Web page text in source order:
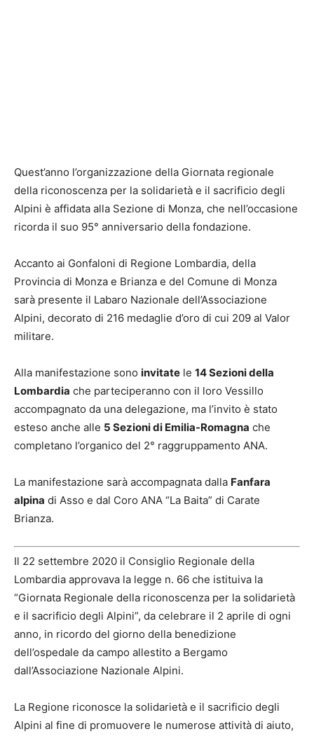
Quest’anno l’organizzazione della Giornata regionale
della riconoscenza per la solidarietà e il sacrificio degli
Alpini è affidata alla Sezione di Monza, che nell’occasione
ricorda il suo 95° anniversario della fondazione.
Accanto ai Gonfaloni di Regione Lombardia, della
Provincia di Monza e Brianza e del Comune di Monza
sarà presente il Labaro Nazionale dell’Associazione
Alpini, decorato di 216 medaglie d’oro di cui 209 al Valor
militare.
Alla manifestazione sono invitate le 14 Sezioni della
Lombardia che parteciperanno con il loro Vessillo
accompagnato da una delegazione, ma l’invito è stato
esteso anche alle 5 Sezioni di Emilia-Romagna che
completano l’organico del 2° raggruppamento ANA.
La manifestazione sarà accompagnata dalla Fanfara
alpina di Asso e dal Coro ANA “La Baita” di Carate
Brianza.
Il 22 settembre 2020 il Consiglio Regionale della
Lombardia approvava la legge n. 66 che istituiva la
“Giornata Regionale della riconoscenza per la solidarietà
e il sacrificio degli Alpini”, da celebrare il 2 aprile di ogni
anno, in ricordo del giorno della benedizione
dell’ospedale da campo allestito a Bergamo
dall’Associazione Nazionale Alpini.
La Regione riconosce la solidarietà e il sacrificio degli
Alpini al fine di promuovere le numerose attività di aiuto,